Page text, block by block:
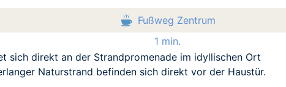
Fußweg Zentrum
1 min.
sich direkt an der Strandpromenade im idyllischen Ort
Naturstrand befinden sich direkt vor der Haustür.